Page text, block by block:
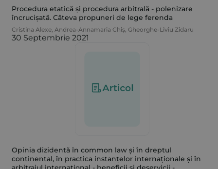
Procedura etatică și procedura arbitrală - polenizare
încrucișată. Câteva propuneri de lege ferenda
Cristina Alexe, Andrea-Annamaria Chiș, Gheorghe-Liviu Zidaru
30 Septembrie 2021
Opinia dizidentă în common law și în dreptul
continental, în practica instanțelor internaționale și în